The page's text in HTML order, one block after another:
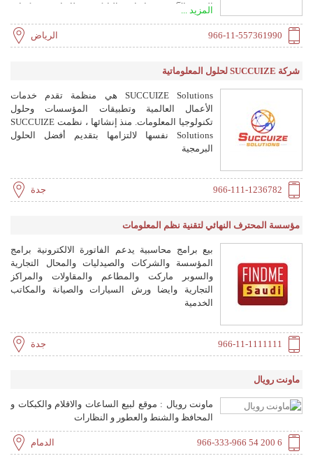
الجرد الآلي ، قارئات الباركود، طابعات ستيكرات
إالكترونية و طابعات الأساور البلاستيكية ، الطابعات
المحمولة بالإضافة إلى البرامج بدءَ بالبرامج المحاسبية
ERP
المزيد ...
966-11-557361990 الرياض
شركة SUCCUIZE لحلول المعلوماتية
SUCCUIZE Solutions هي منظمة تقدم خدمات
الأعمال العالمية وتطبيقات المؤسسات وحلول
تكنولوجيا المعلومات. منذ إنشائها ، نظمت SUCCUIZE
Solutions نفسها لالتزامها بتقديم أفضل الحلول
البرمجية
966-111-1236782 جدة
مؤسسة المحترف النهائي لتقنية نظم المعلومات
بيع برامج محاسبية يدعم الفاتورة الالكترونية برامج
المؤسسة والشركات والصيدليات والمحال التجارية
والسوبر ماركت والمطاعم والمقاولات والمراكز
التجارية وايضا ورش السيارات والصيانة والمكاتب
الخدمية
966-11-1111111 جدة
ماونت رويال
ماونت رويال : موقع لبيع الساعات والاقلام والكبكات و
المحافظ والشنط والعطور و النظارات
966-333-966 54 200 6 الدمام